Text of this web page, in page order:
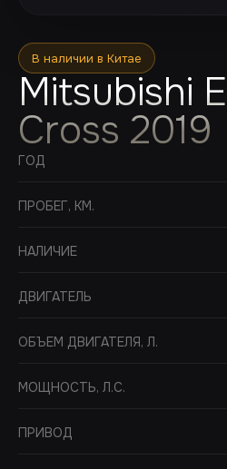
В наличии в Китае
Mitsubishi
Cross 2019
ГОД
ПРОБЕГ, КМ.
НАЛИЧИЕ
ДВИГАТЕЛЬ
ОБЪЕМ ДВИГАТЕЛЯ, Л.
МОЩНОСТЬ, Л.С.
ПРИВОД